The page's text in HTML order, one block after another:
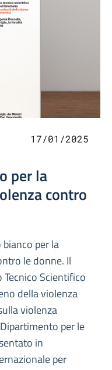
17/01/2025
per la
contro
per la
le donne. Il
Scientifico
della violenza
violenza
per le
in
per